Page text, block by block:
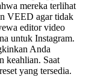
mereka terlihat
VEED agar tidak
editor video
untuk Instagram.
Anda
keahlian. Saat
yang tersedia.